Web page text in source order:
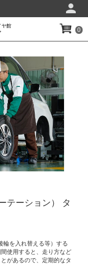
ヤ館
0
テーション） タ
輪を入れ替える等）する
使用すると、走り方など
があるので、定期的なタ